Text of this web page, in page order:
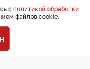
не
службе
с политикой обработки
файлов cookie.